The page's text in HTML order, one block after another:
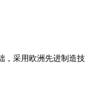
，采用欧洲先进制造技